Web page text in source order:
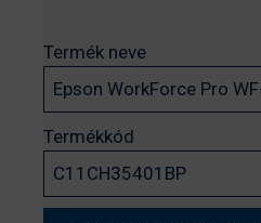
Termék neve
Termékkód